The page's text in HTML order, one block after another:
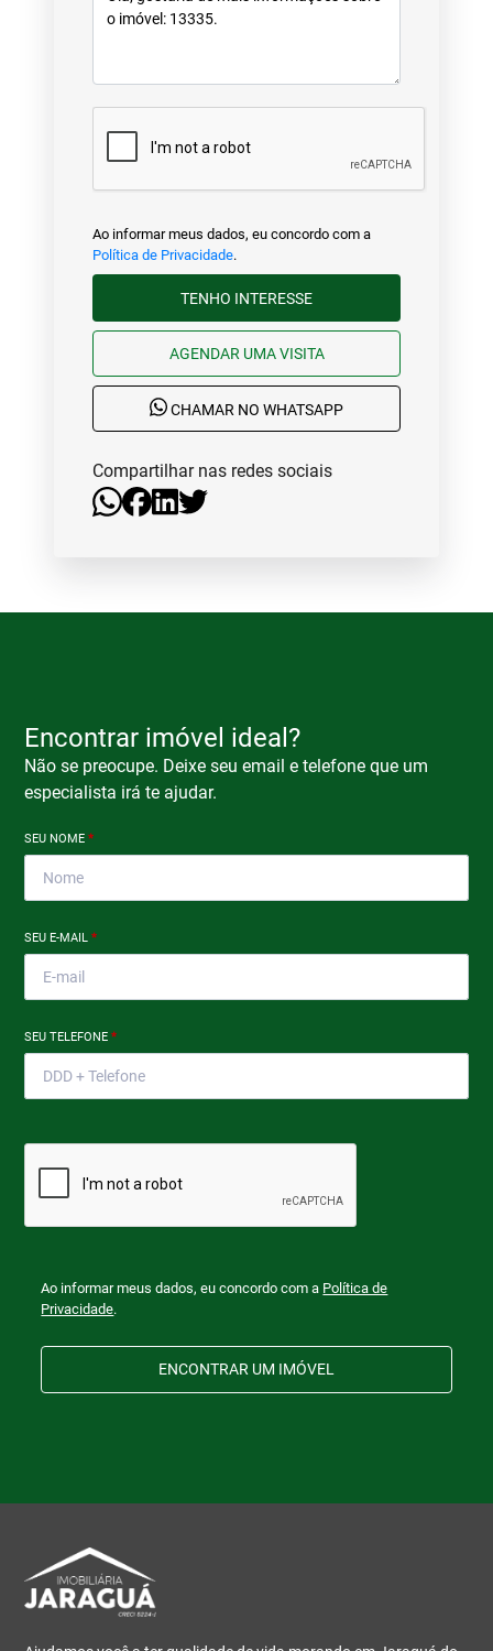
Ao informar meus dados, eu concordo com a
Política de Privacidade.
TENHO INTERESSE
AGENDAR UMA VISITA
CHAMAR NO WHATSAPP
Compartilhar nas redes sociais
Encontrar imóvel ideal?
Não se preocupe. Deixe seu email e telefone que um
especialista irá te ajudar.
SEU NOME*
SEU E-MAIL*
SEU TELEFONE*
Ao informar meus dados, eu concordo com a Política de
Privacidade.
ENCONTRAR UM IMÓVEL